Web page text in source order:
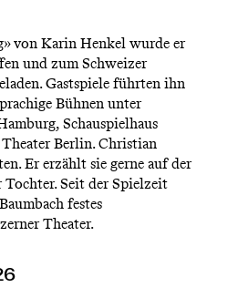
von Karin Henkel wurde er
und zum Schweizer
Gastspiele führten ihn
Bühnen unter
Schauspielhaus
Berlin. Christian
Er erzählt sie gerne auf der
Tochter. Seit der Spielzeit
festes
Theater.